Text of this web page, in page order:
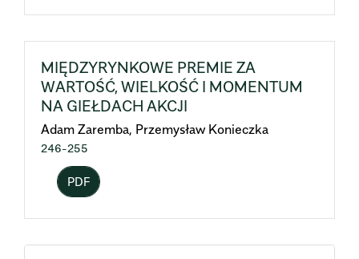
MIĘDZYRYNKOWE PREMIE ZA
WARTOŚĆ, WIELKOŚĆ I MOMENTUM
NA GIEŁDACH AKCJI
Adam Zaremba, Przemysław Konieczka
246-255
PDF